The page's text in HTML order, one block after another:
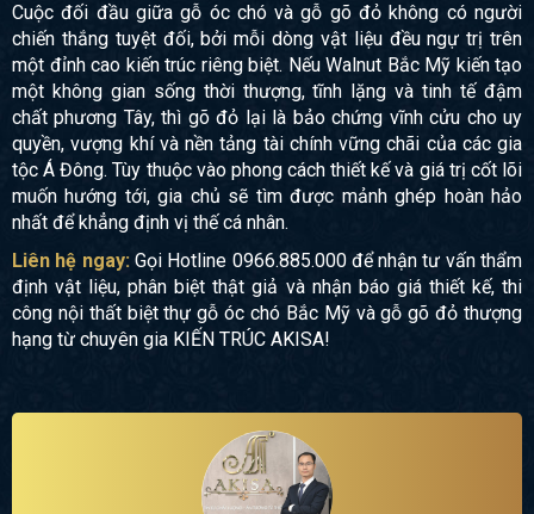
Cuộc đối đầu giữa gỗ óc chó và gỗ gõ đỏ không có người
chiến thắng tuyệt đối, bởi mỗi dòng vật liệu đều ngự trị trên
một đỉnh cao kiến trúc riêng biệt. Nếu Walnut Bắc Mỹ kiến tạo
một không gian sống thời thượng, tĩnh lặng và tinh tế đậm
chất phương Tây, thì gõ đỏ lại là bảo chứng vĩnh cửu cho uy
quyền, vượng khí và nền tảng tài chính vững chãi của các gia
tộc Á Đông. Tùy thuộc vào phong cách thiết kế và giá trị cốt lõi
muốn hướng tới, gia chủ sẽ tìm được mảnh ghép hoàn hảo
nhất để khẳng định vị thế cá nhân.
Liên hệ ngay:Gọi Hotline 0966.885.000 để nhận tư vấn thẩm
định vật liệu, phân biệt thật giả và nhận báo giá thiết kế, thi
công nội thất biệt thự gỗ óc chó Bắc Mỹ và gỗ gõ đỏ thượng
hạng từ chuyên gia KIẾN TRÚC AKISA!